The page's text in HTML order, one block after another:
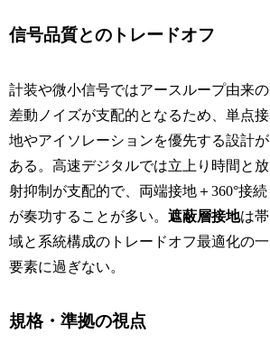
信号品質とのトレードオフ
計装や微小信号ではアースループ由来の
差動ノイズが支配的となるため、単点接
地やアイソレーションを優先する設計が
ある。高速デジタルでは立上り時間と放
射抑制が支配的で、両端接地＋360°接続
が奏功することが多い。遮蔽層接地は帯
域と系統構成のトレードオフ最適化の一
要素に過ぎない。
規格・準拠の視点